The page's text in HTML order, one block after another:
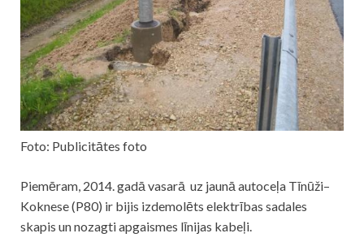
Foto: Publicitātes foto
Piemēram, 2014. gadā vasarā uz jaunā autoceļa Tīnūži–
Koknese (P80) ir bijis izdemolēts elektrības sadales
skapis un nozagti apgaismes līnijas kabeļi.